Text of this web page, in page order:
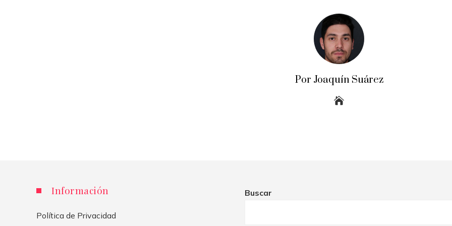
Por Joaquín Suárez
Información
Política de Privacidad
Buscar